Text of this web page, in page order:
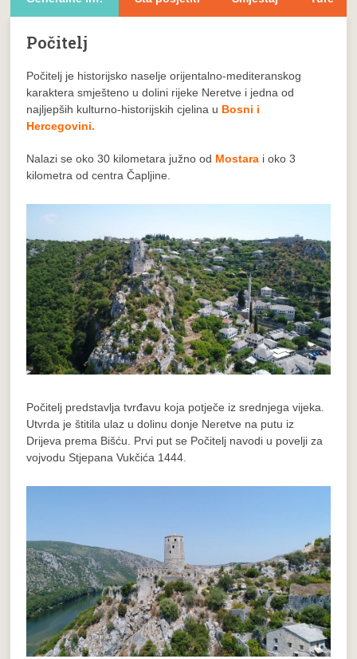
Počitelj
Počitelj je historijsko naselje orijentalno-mediteranskog
karaktera smješteno u dolini rijeke Neretve i jedna od
najljepših kulturno-historijskih cjelina u Bosni i
Hercegovini.
Nalazi se oko 30 kilometara južno od Mostara i oko 3
kilometra od centra Čapljine.
Počitelj predstavlja tvrđavu koja potječe iz srednjega vijeka.
Utvrda je štitila ulaz u dolinu donje Neretve na putu iz
Drijeva prema Bišću. Prvi put se Počitelj navodi u povelji za
vojvodu Stjepana Vukčića 1444.